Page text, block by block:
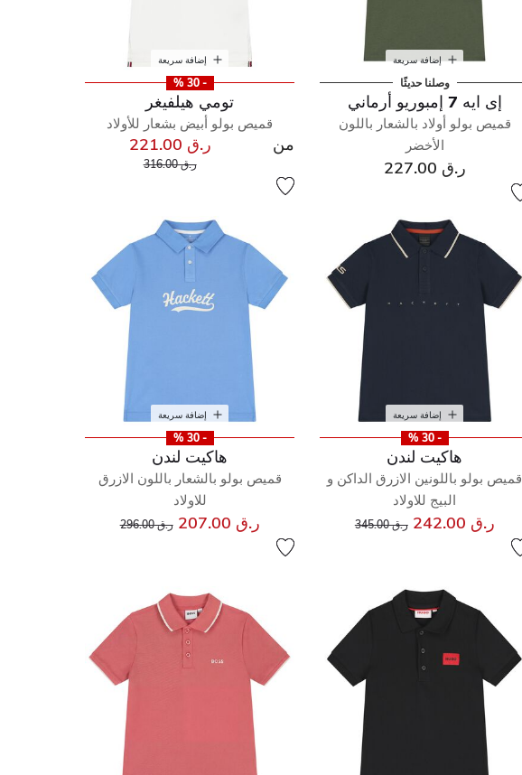
إضافة سريعة
وصلنا حديثًا
إى ايه 7 إمبوريو أرماني
قميص بولو أولاد بالشعار باللون
الأخضر
ر.ق 227.00
إضافة سريعة
- 30 %
تومي هيلفيغر
قميص بولو أبيض بشعار للأولاد
من ر.ق 221.00
سعر مخفض من
ر.ق 316.00 إلى
إضافة سريعة
- 30 %
هاكيت لندن
قميص بولو باللونين الازرق الداكن و
البيج للاولاد
ر.ق 242.00 سعر مخفض من
ر.ق 345.00 إلى
إضافة سريعة
- 30 %
هاكيت لندن
قميص بولو بالشعار باللون الازرق
للاولاد
ر.ق 207.00 سعر مخفض من
ر.ق 296.00 إلى